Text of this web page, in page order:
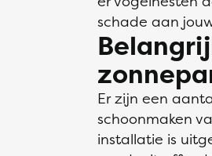
schade aan
Er zijn een
schoonmaken
installatie is